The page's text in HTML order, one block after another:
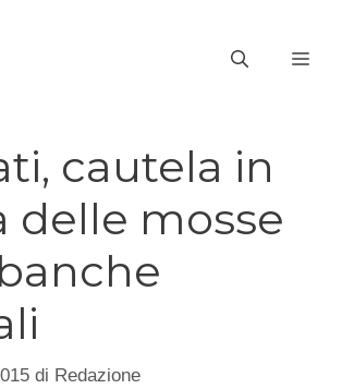
cautela in
delle mosse
di Redazione